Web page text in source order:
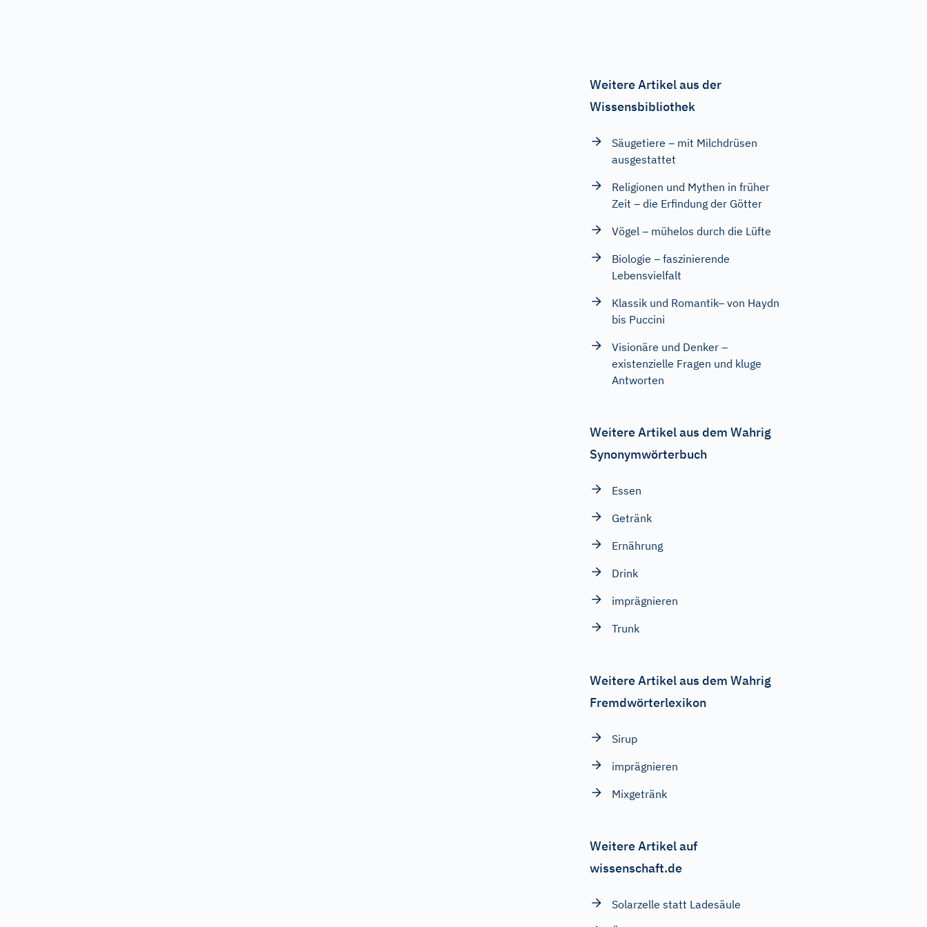
Weitere Artikel aus der
Wissensbibliothek
Säugetiere – mit Milchdrüsen
ausgestattet
Religionen und Mythen in früher
Zeit – die Erfindung der Götter
Vögel – mühelos durch die Lüfte
Biologie – faszinierende
Lebensvielfalt
Klassik und Romantik– von Haydn
bis Puccini
Visionäre und Denker –
existenzielle Fragen und kluge
Antworten
Weitere Artikel aus dem Wahrig
Synonymwörterbuch
Essen
Getränk
Ernährung
Drink
imprägnieren
Trunk
Weitere Artikel aus dem Wahrig
Fremdwörterlexikon
Sirup
imprägnieren
Mixgetränk
Weitere Artikel auf
wissenschaft.de
Solarzelle statt Ladesäule